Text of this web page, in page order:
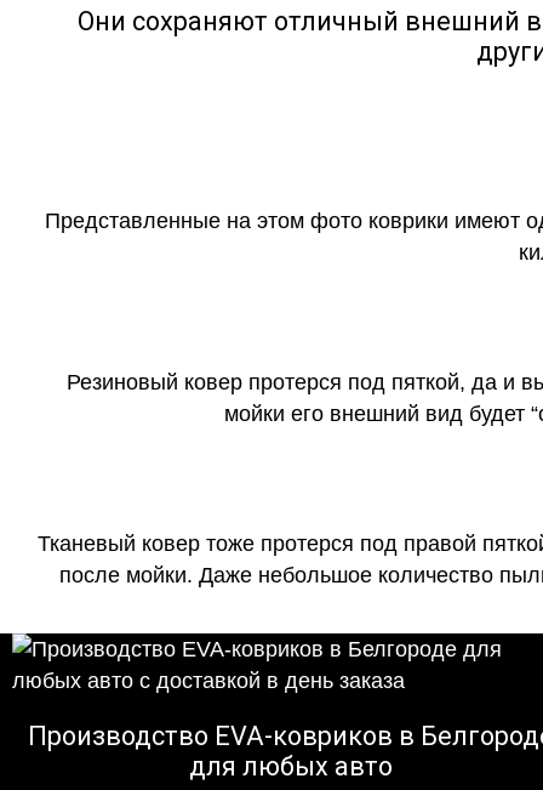
Они сохраняют отличный внешний
Представленные на этом фото коврики имеют
Резиновый ковер протерся под пяткой, да и
мойки его внешний вид будет
Тканевый ковер тоже протерся под правой
после мойки. Даже небольшое количество
Производство EVA-ковриков в
для любых авто